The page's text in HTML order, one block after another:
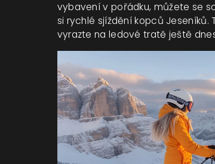
vybavení v pořádku, můžete se
si rychlé sjíždění kopců
vyrazte na ledové tratě ještě